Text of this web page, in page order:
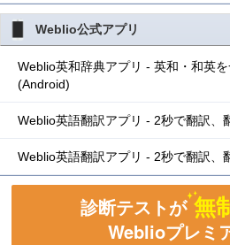
Weblio公式アプリ
Weblio英和辞典アプリ - 英和・和英
(Android)
Weblio英語翻訳アプリ - 2秒で翻訳、
Weblio英語翻訳アプリ - 2秒で翻訳、
診断テストが 無
Weblioプレミ